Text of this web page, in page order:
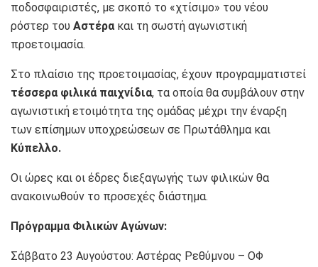
ποδοσφαιριστές, με σκοπό το «χτίσιμο» του νέου
ρόστερ του Αστέρα και τη σωστή αγωνιστική
προετοιμασία.
Στο πλαίσιο της προετοιμασίας, έχουν προγραμματιστεί
τέσσερα φιλικά παιχνίδια, τα οποία θα συμβάλουν στην
αγωνιστική ετοιμότητα της ομάδας μέχρι την έναρξη
των επίσημων υποχρεώσεων σε Πρωτάθλημα και
Κύπελλο.
Οι ώρες και οι έδρες διεξαγωγής των φιλικών θα
ανακοινωθούν το προσεχές διάστημα.
Πρόγραμμα Φιλικών Αγώνων:
Σάββατο 23 Αυγούστου: Αστέρας Ρεθύμνου – ΟΦ